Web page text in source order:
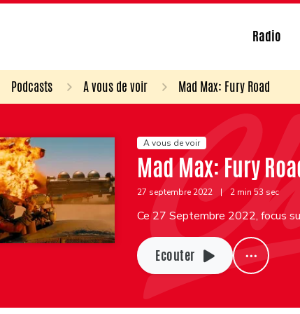
Radio
Podcasts A vous de voir Mad Max: Fury Road
A vous de voir
Mad Max: Fury
27 septembre 2022 | 2 min 53 sec
Ce 27 Septembre 2022, focus
Ecouter